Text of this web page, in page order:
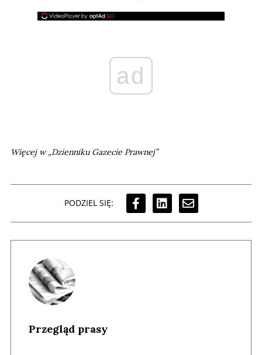
ad
Więcej w „Dzienniku Gazecie Prawnej”
PODZIEL SIĘ:
Przegląd prasy